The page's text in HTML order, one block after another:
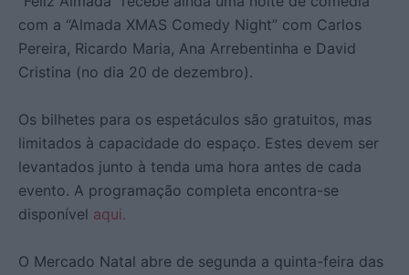
com a “Almada XMAS Comedy Night” com Carlos
Pereira, Ricardo Maria, Ana Arrebentinha e David
Cristina (no dia 20 de dezembro).
Os bilhetes para os espetáculos são gratuitos, mas
limitados à capacidade do espaço. Estes devem ser
levantados junto à tenda uma hora antes de cada
evento. A programação completa encontra-se
disponível aqui.
O Mercado Natal abre de segunda a quinta-feira das